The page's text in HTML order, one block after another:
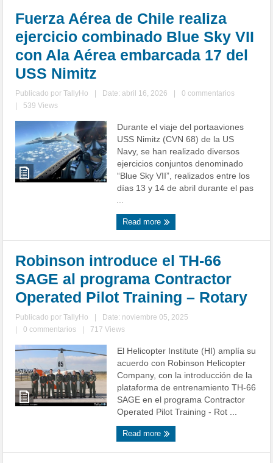
Fuerza Aérea de Chile realiza
ejercicio combinado Blue Sky VII
con Ala Aérea embarcada 17 del
USS Nimitz
Publicado porTallyHo Date: abril 16, 2026
0 commentarios
539 Views
Durante el viaje del portaaviones
USS Nimitz (CVN 68) de la US
Navy, se han realizado diversos
ejercicios conjuntos denominado
“Blue Sky VII”, realizados entre los
días 13 y 14 de abril durante el pas
...
Read more
Robinson introduce el TH-66
SAGE al programa Contractor
Operated Pilot Training – Rotary
Publicado porTallyHo
Date: noviembre 05, 2025
0 commentarios 717 Views
El Helicopter Institute (HI) amplía su
acuerdo con Robinson Helicopter
Company, con la introducción de la
plataforma de entrenamiento TH-66
SAGE en el programa Contractor
Operated Pilot Training - Rot ...
Read more